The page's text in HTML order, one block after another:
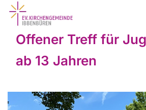
Offener Treff für
ab 13 Jahren